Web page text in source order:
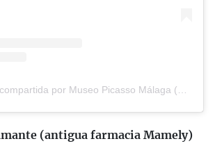
(antigua farmacia Mamely)